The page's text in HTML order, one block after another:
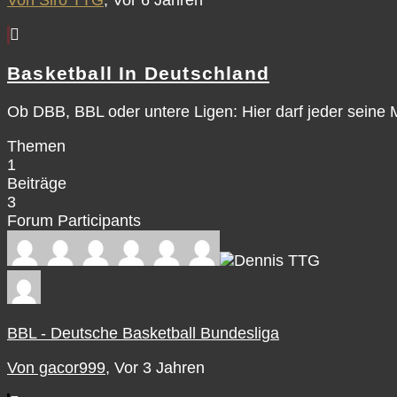
Basketball In Deutschland
Ob DBB, BBL oder untere Ligen: Hier darf jeder
Themen
1
Beiträge
3
Forum Participants
BBL - Deutsche Basketball Bundesliga
Von gacor999, Vor 3 Jahren